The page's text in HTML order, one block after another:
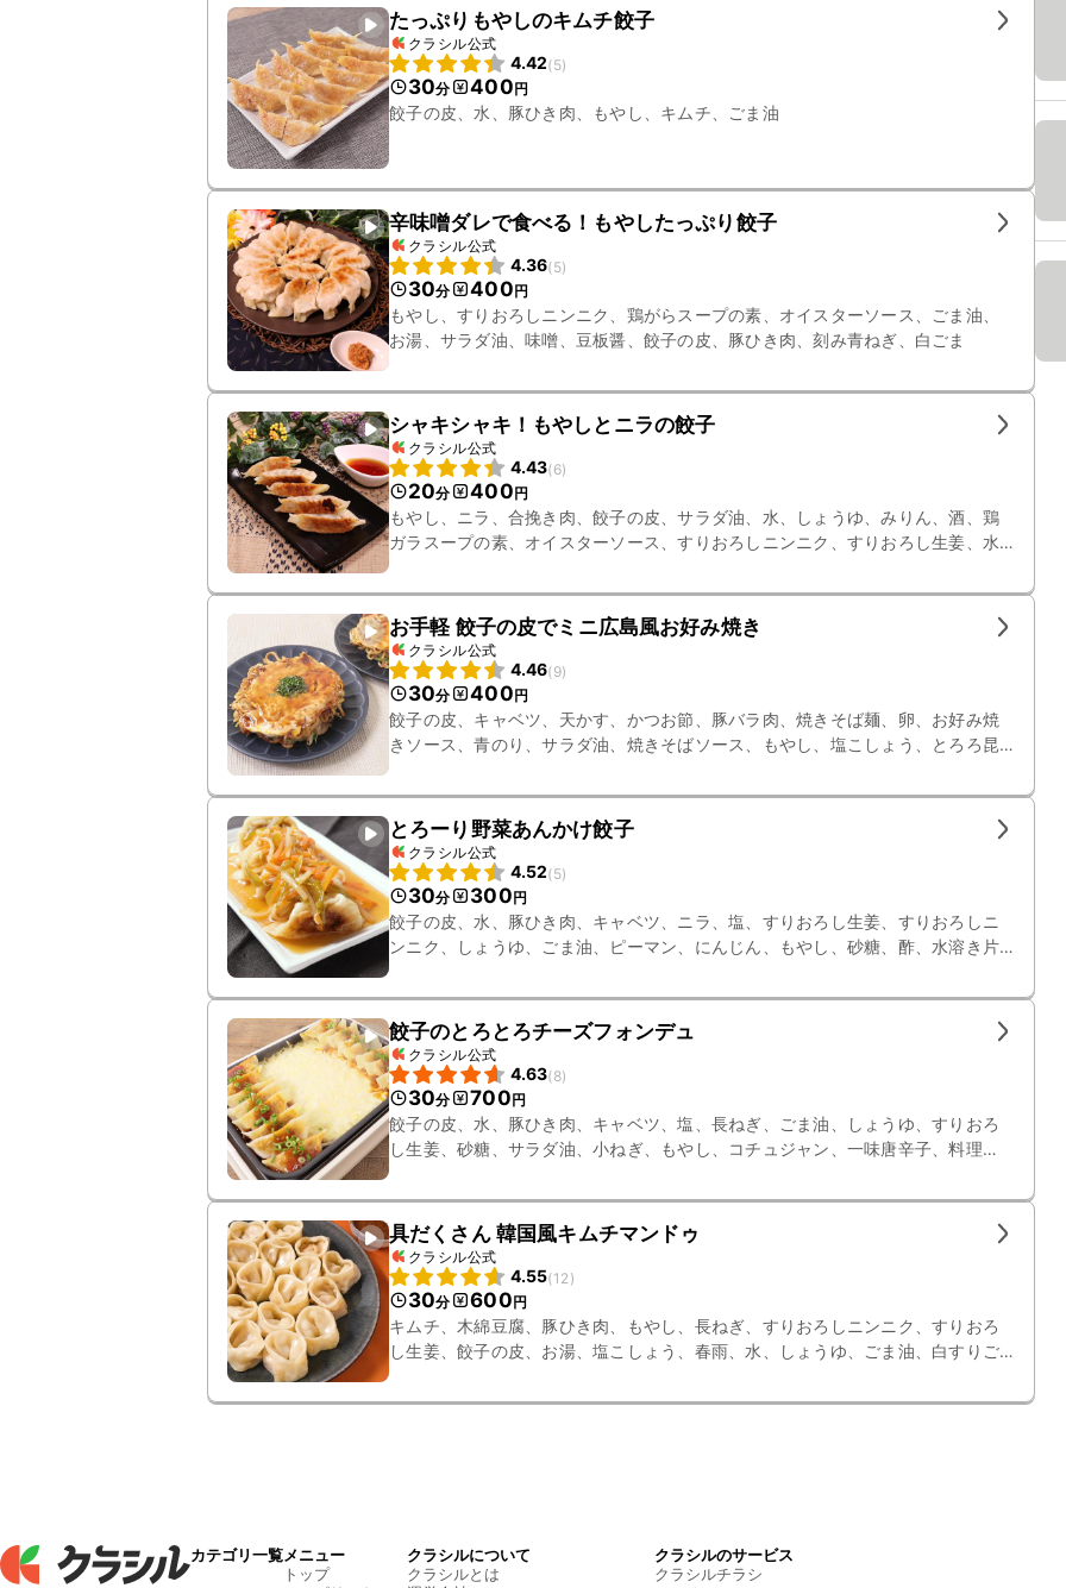
たっぷりもやしのキムチ餃子
クラシル公式
4.42(5)
30分 400円
餃子の皮、水、豚ひき肉、もやし、キムチ、ごま油
辛味噌ダレで食べる！もやしたっぷり餃子
クラシル公式
4.36(5)
30分 400円
もやし、すりおろしニンニク、鶏がらスープの素、オイスターソース、ごま油、
お湯、サラダ油、味噌、豆板醤、餃子の皮、豚ひき肉、刻み青ねぎ、白ごま
シャキシャキ！もやしとニラの餃子
クラシル公式
4.43(6)
20分 400円
もやし、ニラ、合挽き肉、餃子の皮、サラダ油、水、しょうゆ、みりん、酒、鶏
ガラスープの素、オイスターソース、すりおろしニンニク、すりおろし生姜、水
お手軽 餃子の皮でミニ広島風お好み焼き
クラシル公式
4.46(9)
30分 400円
餃子の皮、キャベツ、天かす、かつお節、豚バラ肉、焼きそば麺、卵、お好み焼
きソース、青のり、サラダ油、焼きそばソース、もやし、塩こしょう、とろろ昆
とろーり野菜あんかけ餃子
クラシル公式
4.52(5)
30分 300円
餃子の皮、水、豚ひき肉、キャベツ、ニラ、塩、すりおろし生姜、すりおろしニ
ンニク、しょうゆ、ごま油、ピーマン、にんじん、もやし、砂糖、酢、水溶き片
餃子のとろとろチーズフォンデュ
クラシル公式
4.63(8)
30分 700円
餃子の皮、水、豚ひき肉、キャベツ、塩、長ねぎ、ごま油、しょうゆ、すりおろ
し生姜、砂糖、サラダ油、小ねぎ、もやし、コチュジャン、一味唐辛子、料理
具だくさん 韓国風キムチマンドゥ
クラシル公式
4.55(12 )
30分 600円
キムチ、木綿豆腐、豚ひき肉、もやし、長ねぎ、すりおろしニンニク、すりおろ
し生姜、餃子の皮、お湯、塩こしょう、春雨、水、しょうゆ、ごま油、白すりご
カテゴリ一覧メニュー
トップ
クラシルについて
クラシルとは
クラシルのサービス
クラシルチラシ